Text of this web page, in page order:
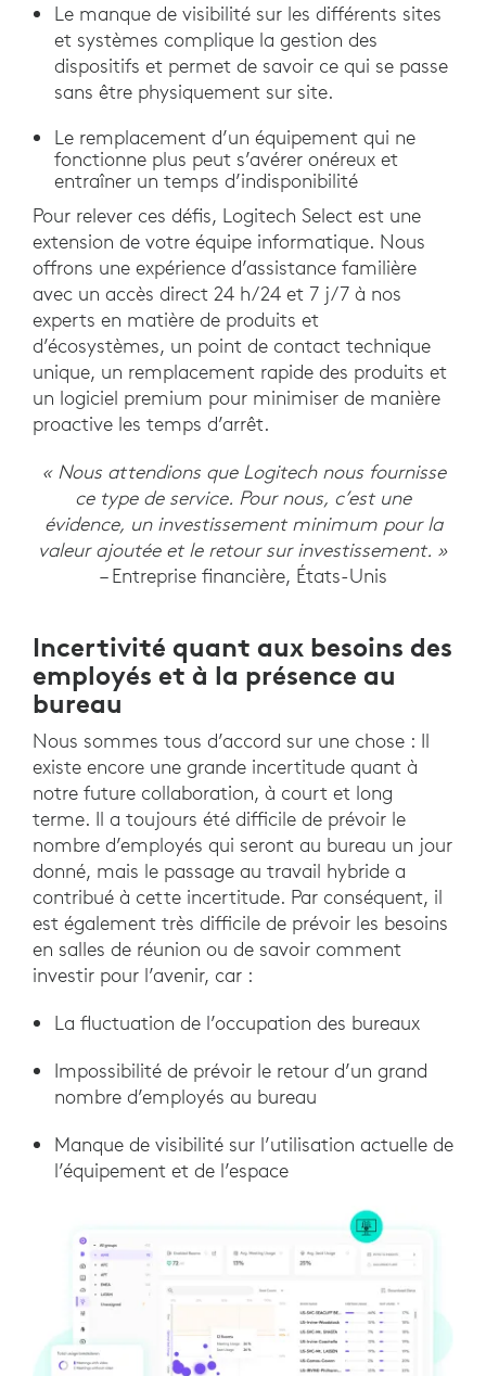
Le manque de visibilité sur les différents sites
et systèmes complique la gestion des
dispositifs et permet de savoir ce qui se passe
sans être physiquement sur site.
Le remplacement d’un équipement qui ne
fonctionne plus peut s’avérer onéreux et
entraîner un temps d’indisponibilité
Pour relever ces défis, Logitech Select est une
extension de votre équipe informatique. Nous
offrons une expérience d’assistance familière
avec un accès direct 24 h/24 et 7 j/7 à nos
experts en matière de produits et
d’écosystèmes, un point de contact technique
unique, un remplacement rapide des produits et
un logiciel premium pour minimiser de manière
proactive les temps d’arrêt.
« Nous attendions que Logitech nous fournisse
ce type de service. Pour nous, c’est une
évidence, un investissement minimum pour la
valeur ajoutée et le retour sur investissement. »
– Entreprise financière, États-Unis
Incertivité quant aux besoins des
employés et à la présence au
bureau
Nous sommes tous d’accord sur une chose : Il
existe encore une grande incertitude quant à
notre future collaboration, à court et long
terme. Il a toujours été difficile de prévoir le
nombre d’employés qui seront au bureau un jour
donné, mais le passage au travail hybride a
contribué à cette incertitude. Par conséquent, il
est également très difficile de prévoir les besoins
en salles de réunion ou de savoir comment
investir pour l’avenir, car :
La fluctuation de l’occupation des bureaux
Impossibilité de prévoir le retour d’un grand
nombre d’employés au bureau
Manque de visibilité sur l’utilisation actuelle de
l’équipement et de l’espace